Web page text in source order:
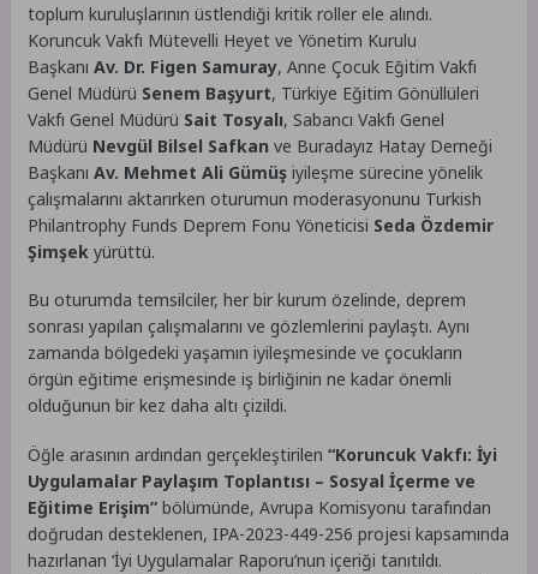
toplum kuruluşlarının üstlendiği kritik roller ele alındı.
Koruncuk Vakfı Mütevelli Heyet ve Yönetim Kurulu
BaşkanıAv. Dr. Figen Samuray, Anne Çocuk Eğitim Vakfı
Genel Müdürü Senem Başyurt, Türkiye Eğitim Gönüllüleri
Vakfı Genel Müdürü Sait Tosyalı, Sabancı Vakfı Genel
Müdürü Nevgül Bilsel Safkan ve Buradayız Hatay Derneği
BaşkanıAv. Mehmet Ali Gümüş iyileşme sürecine yönelik
çalışmalarını aktarırken oturumun moderasyonunu Turkish
Philantrophy Funds Deprem Fonu Yöneticisi Seda Özdemir
Şimşek yürüttü.
Bu oturumda temsilciler, her bir kurum özelinde, deprem
sonrası yapılan çalışmalarını ve gözlemlerini paylaştı. Aynı
zamanda bölgedeki yaşamın iyileşmesinde ve çocukların
örgün eğitime erişmesinde iş birliğinin ne kadar önemli
olduğunun bir kez daha altı çizildi.
Öğle arasının ardından gerçekleştirilen“Koruncuk Vakfı: İyi
Uygulamalar Paylaşım Toplantısı – Sosyal İçerme ve
Eğitime Erişim” bölümünde, Avrupa Komisyonu tarafından
doğrudan desteklenen, IPA-2023-449-256 projesi kapsamında
hazırlanan ‘İyi Uygulamalar Raporu’nun içeriği tanıtıldı.